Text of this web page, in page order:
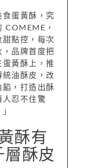
蛋黃酥，究
COMEME，
點控，每次
品牌首度把
黃酥上，推
油酥皮，改
，打造出酥
忍不住驚
酥有
層酥皮